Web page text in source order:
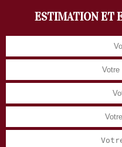
ESTIMATION ET